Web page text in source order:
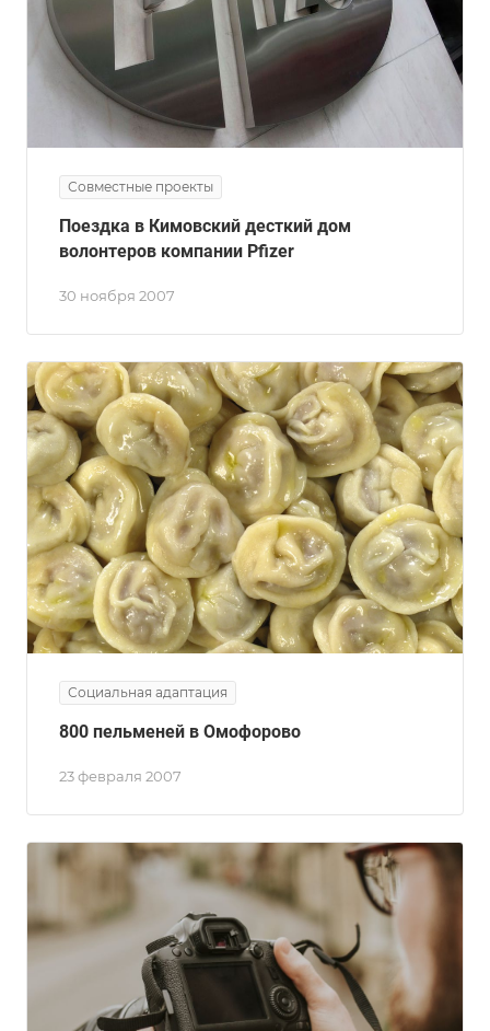
Совместные проекты
30 ноября 2007
Поездка в Кимовский десткий дом
волонтеров компании Pfizer
Социальная адаптация
23 февраля 2007
800 пельменей в Омофорово